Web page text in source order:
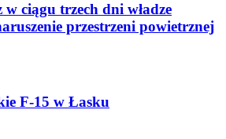
ciągu trzech dni władze
przestrzeni powietrznej
F-15 w Łasku